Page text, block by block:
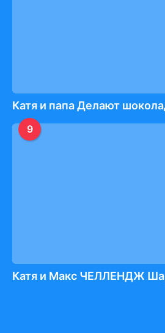
Катя и папа Делают
9
Катя и Макс ЧЕЛЛЕНДЖ